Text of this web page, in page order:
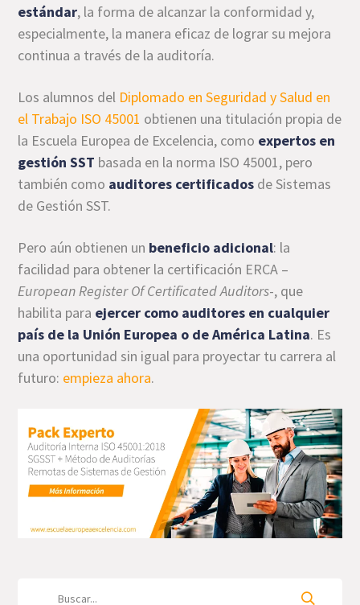
estándar, la forma de alcanzar la conformidad y,
especialmente, la manera eficaz de lograr su mejora
continua a través de la auditoría.
Los alumnos del Diplomado en Seguridad y Salud en
el Trabajo ISO 45001 obtienen una titulación propia de
la Escuela Europea de Excelencia, como expertos en
gestión SST basada en la norma ISO 45001, pero
también como auditores certificados de Sistemas
de Gestión SST.
Pero aún obtienen un beneficio adicional: la
facilidad para obtener la certificación ERCA –
European Register Of Certificated Auditors-, que
habilita para ejercer como auditores en cualquier
país de la Unión Europea o de América Latina. Es
una oportunidad sin igual para proyectar tu carrera al
futuro: empieza ahora.